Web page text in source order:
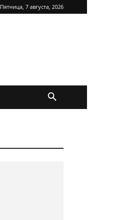
Пятница, 7 августа, 2026